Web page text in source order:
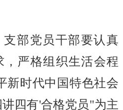
支部党员干部要认真
严格组织生活会程
新时代中国特色社会
四有'合格党员"为主